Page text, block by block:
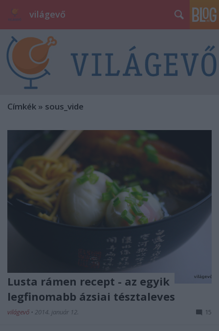
világevő
Címkék » sous_vide
Lusta rámen recept - az egyik
legfinomabb ázsiai tésztaleves
világevő • 2014. január 12. 15